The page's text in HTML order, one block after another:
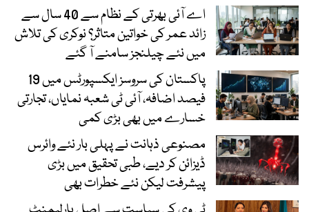
اے آئی بھرتی کے نظام سے 40 سال سے
زائد عمر کی خواتین متاثر؟ نوکری کی تلاش
میں نئے چیلنجز سامنے آ گئے
پاکستان کی سروسز ایکسپورٹس میں 19
فیصد اضافہ، آئی ٹی شعبہ نمایاں، تجارتی
خسارے میں بھی بڑی کمی
مصنوعی ذہانت نے پہلی بار نئے وائرس
ڈیزائن کر دیے، طبی تحقیق میں بڑی
پیشرفت لیکن نئے خطرات بھی